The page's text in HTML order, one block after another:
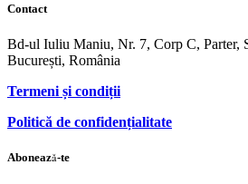
Contact
Bd-ul Iuliu Maniu, Nr. 7, Corp C, Parter,
București, România
Termeni și condiții
Politică de confidențialitate
Abonează-te